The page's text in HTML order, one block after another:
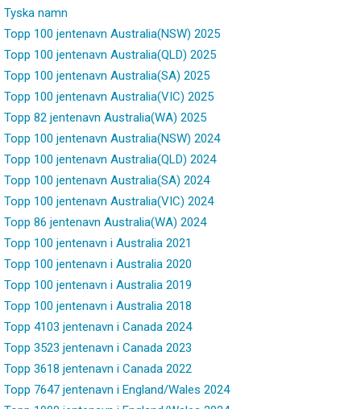
Tyska namn
Topp 100 jentenavn Australia(NSW) 2025
Topp 100 jentenavn Australia(QLD) 2025
Topp 100 jentenavn Australia(SA) 2025
Topp 100 jentenavn Australia(VIC) 2025
Topp 82 jentenavn Australia(WA) 2025
Topp 100 jentenavn Australia(NSW) 2024
Topp 100 jentenavn Australia(QLD) 2024
Topp 100 jentenavn Australia(SA) 2024
Topp 100 jentenavn Australia(VIC) 2024
Topp 86 jentenavn Australia(WA) 2024
Topp 100 jentenavn i Australia 2021
Topp 100 jentenavn i Australia 2020
Topp 100 jentenavn i Australia 2019
Topp 100 jentenavn i Australia 2018
Topp 4103 jentenavn i Canada 2024
Topp 3523 jentenavn i Canada 2023
Topp 3618 jentenavn i Canada 2022
Topp 7647 jentenavn i England/Wales 2024